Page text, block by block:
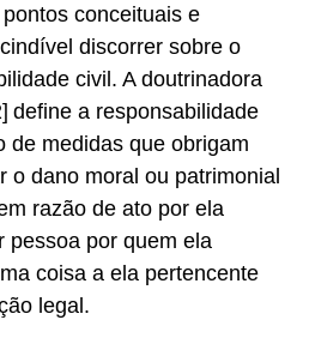
conceituais e
discorrer sobre o
civil. A doutrinadora
define a responsabilidade
de medidas que obrigam
o dano moral ou patrimonial
razão de ato por ela
pessoa por quem ela
coisa a ela pertencente
legal.